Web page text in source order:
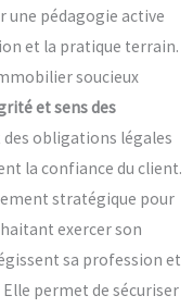
pédagogie active
et la pratique terrain.
soucieux
et sens des
obligations légales
la confiance du client.
stratégique pour
exercer son
sa profession et
permet de sécuriser